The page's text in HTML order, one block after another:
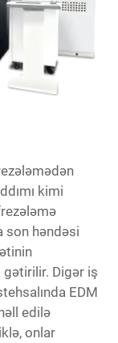
kimi
son həndəsi
gətirilir. Digər iş
EDM
edilə
onlar